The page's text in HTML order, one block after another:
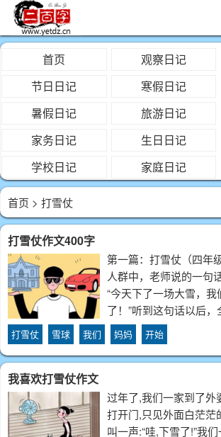
首页
观察日记
节日日记
寒假日记
暑假日记
旅游日记
家务日记
生日日记
学校日记
家庭日记
首页 > 打雪仗
打雪仗作文400字
第一篇：打雪仗（四年
人群中，老师说的一句
“今天下了一场大雪，
了！”听到这句话以后
起来，想必他们在聊一
戏，或者是关于打雪仗
以后，二话不说就拿着
打雪仗 雪球 我们 妈妈 开始
我喜欢打雪仗作文
过年了,我们一家到了外
打开门,只见外面白茫茫
叫一声:“哇,下雪了!”我